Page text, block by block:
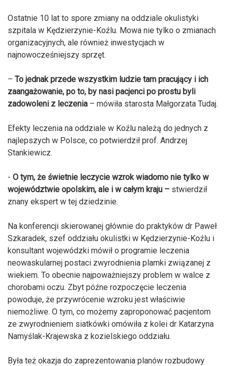
Ostatnie 10 lat to spore zmiany na oddziale okulistyki
szpitala w Kędzierzynie-Koźlu. Mowa nie tylko o zmianach
organizacyjnych, ale również inwestycjach w
najnowocześniejszy sprzęt.
– To jednak przede wszystkim ludzie tam pracujący i ich
zaangażowanie, po to, by nasi pacjenci po prostu byli
zadowoleni z leczenia – mówiła starosta Małgorzata Tudaj.
Efekty leczenia na oddziale w Koźlu należą do jednych z
najlepszych w Polsce, co potwierdził prof. Andrzej
Stankiewicz.
- O tym, że świetnie leczycie wzrok wiadomo nie tylko w
województwie opolskim, ale i w całym kraju – stwierdził
znany ekspert w tej dziedzinie.
Na konferencji skierowanej głównie do praktyków dr Paweł
Szkaradek, szef oddziału okulistki w Kędzierzynie-Koźlu i
konsultant wojewódzki mówił o programie leczenia
neowaskularnej postaci zwyrodnienia plamki związanej z
wiekiem. To obecnie najpoważniejszy problem w walce z
chorobami oczu. Zbyt późne rozpoczęcie leczenia
powoduje, że przywrócenie wzroku jest właściwie
niemożliwe. O tym, co możemy zaproponować pacjentom
ze zwyrodnieniem siatkówki omówiła z kolei dr Katarzyna
Namyślak-Krajewska z kozielskiego oddziału.
Była też okazja do zaprezentowania planów rozbudowy